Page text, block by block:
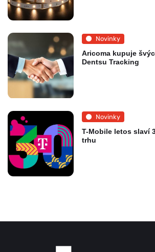
Novinky
Aricoma kupuje
Dentsu Tracking
Novinky
T-Mobile letos slaví
trhu